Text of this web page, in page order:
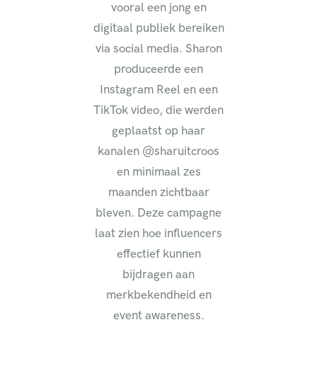
vooral een jong en
digitaal publiek bereiken
via social media. Sharon
produceerde een
Instagram Reel en een
TikTok video, die werden
geplaatst op haar
kanalen @sharuitcroos
en minimaal zes
maanden zichtbaar
bleven. Deze campagne
laat zien hoe influencers
effectief kunnen
bijdragen aan
merkbekendheid en
event awareness.